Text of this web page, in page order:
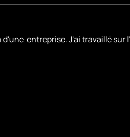
entreprise. J'ai travaillé sur